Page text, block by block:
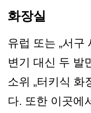
화장실
유럽 또는 „서구
변기 대신 두 발
소위 „터키식 화
다. 또한 이곳에